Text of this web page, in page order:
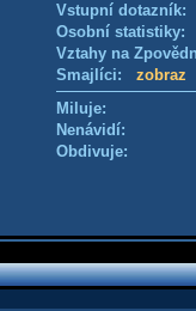
Vstupní
Osobní
Vztahy na
Smajlíci: zobraz
Miluje:
Nenávidí:
Obdivuje: